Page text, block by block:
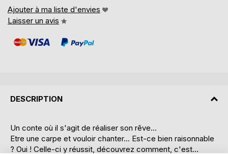
Ajouter à ma liste d'envies
Laisser un avis
DESCRIPTION
Un conte où il s'agit de réaliser son rêve...
Etre une carpe et vouloir chanter… Est-ce bien raisonnable
? Oui ! Celle-ci y réussit, découvrez comment, c'est...